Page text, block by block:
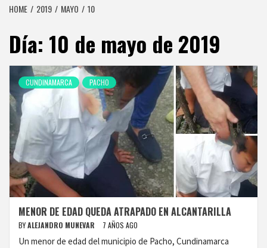
HOME 2019 MAYO 10
Día: 10 de mayo de 2019
CUNDINAMARCA PACHO
MENOR DE EDAD QUEDA ATRAPADO EN ALCANTARILLA
BYALEJANDRO MUNEVAR 7 AÑOS AGO
Un menor de edad del municipio de Pacho, Cundinamarca